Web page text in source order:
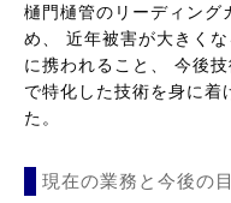
樋門樋管のリーディング
め、 近年被害が大きく
に携われること、 今後
で特化した技術を身に着
た。
現在の業務と今後の